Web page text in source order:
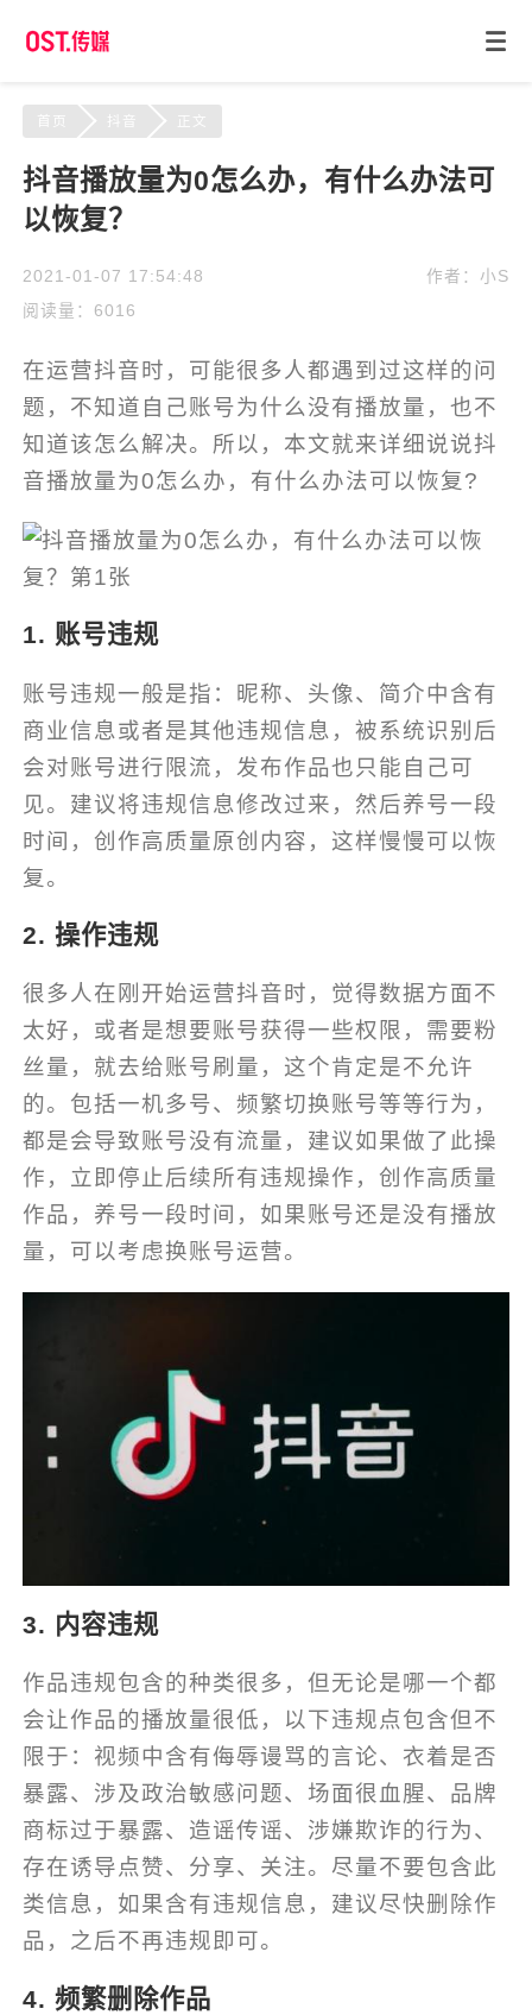
首页 正文
抖音播放量为0怎么办，有什么办法可
以恢复？
2021-01-07 17:54:48
阅读量：6016
作者：小S
在运营抖音时，可能很多人都遇到过这样的问
题，不知道自己账号为什么没有播放量，也不
知道该怎么解决。所以，本文就来详细说说抖
音播放量为0怎么办，有什么办法可以恢复?
1. 账号违规
账号违规一般是指：昵称、头像、简介中含有
商业信息或者是其他违规信息，被系统识别后
会对账号进行限流，发布作品也只能自己可
见。建议将违规信息修改过来，然后养号一段
时间，创作高质量原创内容，这样慢慢可以恢
复。
2. 操作违规
很多人在刚开始运营抖音时，觉得数据方面不
太好，或者是想要账号获得一些权限，需要粉
丝量，就去给账号刷量，这个肯定是不允许
的。包括一机多号、频繁切换账号等等行为，
都是会导致账号没有流量，建议如果做了此操
作，立即停止后续所有违规操作，创作高质量
作品，养号一段时间，如果账号还是没有播放
量，可以考虑换账号运营。
3. 内容违规
作品违规包含的种类很多，但无论是哪一个都
会让作品的播放量很低，以下违规点包含但不
限于：视频中含有侮辱谩骂的言论、衣着是否
暴露、涉及政治敏感问题、场面很血腥、品牌
商标过于暴露、造谣传谣、涉嫌欺诈的行为、
存在诱导点赞、分享、关注。尽量不要包含此
类信息，如果含有违规信息，建议尽快删除作
品，之后不再违规即可。
4. 频繁删除作品